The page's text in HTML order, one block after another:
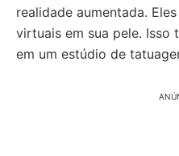
realidade aumentada.
virtuais em sua pele. Isso
em um estúdio de